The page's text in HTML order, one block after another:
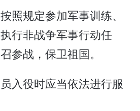
照规定参加军事训练、
行非战争军事行动任
参战，保卫祖国。
入役时应当依法进行服